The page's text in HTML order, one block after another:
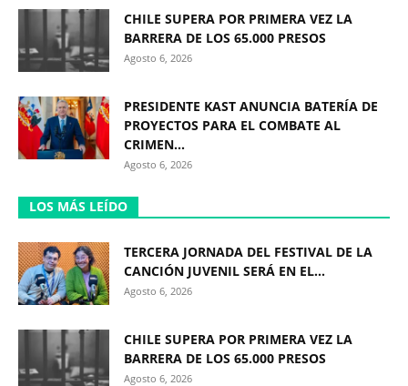
CHILE SUPERA POR PRIMERA VEZ LA
BARRERA DE LOS 65.000 PRESOS
Agosto 6, 2026
PRESIDENTE KAST ANUNCIA BATERÍA DE
PROYECTOS PARA EL COMBATE AL
CRIMEN...
Agosto 6, 2026
LOS MÁS LEÍDO
TERCERA JORNADA DEL FESTIVAL DE LA
CANCIÓN JUVENIL SERÁ EN EL...
Agosto 6, 2026
CHILE SUPERA POR PRIMERA VEZ LA
BARRERA DE LOS 65.000 PRESOS
Agosto 6, 2026